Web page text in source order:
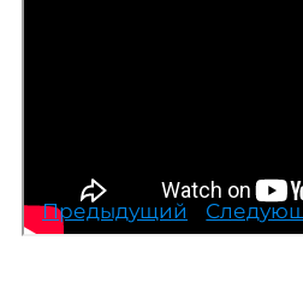
Предыдущий